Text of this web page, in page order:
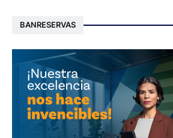
BANRESERVAS